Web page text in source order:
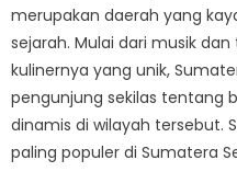
merupakan daerah yang
sejarah. Mulai dari musik
kulinernya yang unik,
pengunjung sekilas tentang
dinamis di wilayah tersebut.
paling populer di Sumatera